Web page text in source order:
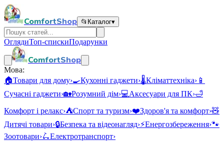
ComfortShop 📂 Каталог▾
ОглядиТоп-спискиПодарунки
ComfortShop
Мова:
🏠Товари для дому›🍳Кухонні гаджети›🌡️Кліматтехніка› 📱
Сучасні гаджети›🏡Розумний дім›💻Аксесуари для ПК›🛁
Комфорт і релакс›⛺Спорт та туризм›❤️Здоров'я та комфорт›🧸
Дитячі товари›🔒Безпека та відеонагляд›⚡Енергозбереження›🐾
Зоотовари›🛴Електротранспорт›